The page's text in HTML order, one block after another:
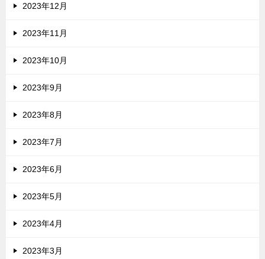
2023年12月
2023年11月
2023年10月
2023年9月
2023年8月
2023年7月
2023年6月
2023年5月
2023年4月
2023年3月